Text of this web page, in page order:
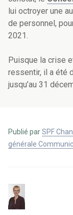
lui octroyer une
de personnel,
2021.
Puisque la crise
ressentir, il a été
jusqu’au 31
Publié parSPF
générale